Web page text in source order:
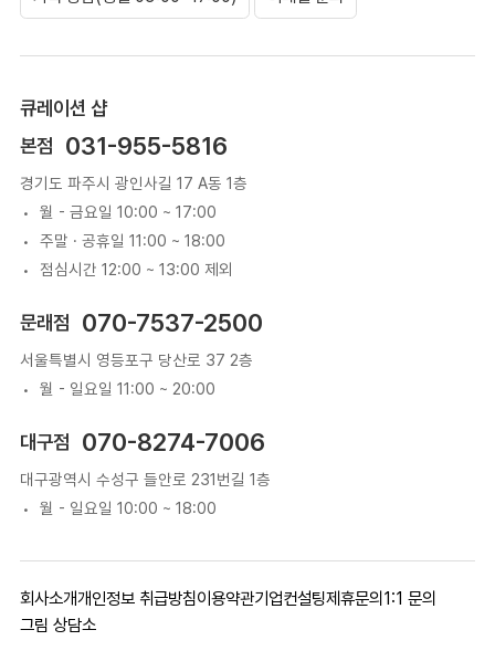
큐레이션 샵
본점
031-955-5816
경기도 파주시 광인사길 17 A동 1층
월 - 금요일 10:00 ~ 17:00
주말 · 공휴일 11:00 ~ 18:00
점심시간 12:00 ~ 13:00 제외
문래점 070-7537-2500
서울특별시 영등포구 당산로 37 2층
월 - 일요일 11:00 ~ 20:00
대구점 070-8274-7006
대구광역시 수성구 들안로 231번길 1층
월 - 일요일 10:00 ~ 18:00
회사소개개인정보 취급방침이용약관기업컨설팅제휴문의1:1 문의
그림 상담소